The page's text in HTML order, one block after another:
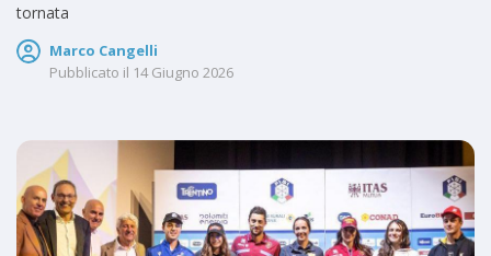
tornata
Marco Cangelli
Pubblicato il 14 Giugno 2026